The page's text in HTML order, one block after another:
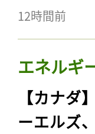
12時間前
エネルギ
【カナダ
ーエルズ